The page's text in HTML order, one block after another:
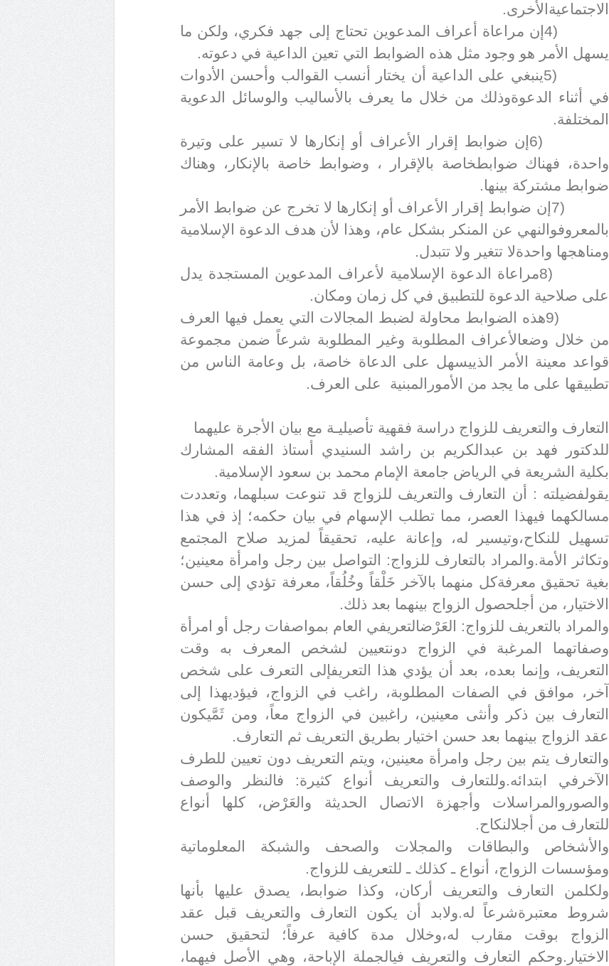
الاجتماعية الأخرى.
4)إن مراعاة أعراف المدعوين تحتاج إلى جهد فكري، ولكن ما
يسهل الأمر هو وجود مثل هذه الضوابط التي تعين الداعية في دعوته.
5)ينبغي على الداعية أن يختار أنسب القوالب وأحسن الأدوات
في أثناء الدعوةوذلك من خلال ما يعرف بالأساليب والوسائل الدعوية
المختلفة.
6) إن ضوابط إقرار الأعراف أو إنكارها لا تسير على وتيرة
واحدة، فهناك ضوابطخاصة بالإقرار ، وضوابط خاصة بالإنكار، وهناك
ضوابط مشتركة بينها.
7) إن ضوابط إقرار الأعراف أو إنكارها لا تخرج عن ضوابط الأمر
بالمعروفوالنهي عن المنكر بشكل عام، وهذا لأن هدف الدعوة الإسلامية
ومناهجها واحدةلا تتغير ولا تتبدل.
8)مراعاة الدعوة الإسلامية لأعراف المدعوين المستجدة يدل
على صلاحية الدعوة للتطبيق في كل زمان ومكان.
9)هذه الضوابط محاولة لضبط المجالات التي يعمل فيها العرف
من خلال وضعالأعراف المطلوبة وغير المطلوبة شرعاً ضمن مجموعة
قواعد معينة الأمر الذييسهل على الدعاة خاصة، بل وعامة الناس من
تطبيقها على ما يجد من الأمور المبنية على العرف.
التعارف والتعريف للزواج دراسة فقهية تأصيليـة مع بيان الأجرة عليهما
للدكتور فهد بن عبدالكريم بن راشد السنيدي أستاذ الفقه المشارك
بكلية الشريعة في الرياض جامعة الإمام محمد بن سعود الإسلامية.
يقولفضيلته : أن التعارف والتعريف للزواج قد تنوعت سبلهما، وتعددت
مسالكهما فيهذا العصر، مما تطلب الإسهام في بيان حكمه؛ إذ في هذا
تسهيل للنكاح،وتيسير له، وإعانة عليه، تحقيقاً لمزيد صلاح المجتمع
وتكاثر الأمة.و المراد بالتعارف للزواج: التواصل بين رجل وامرأة معينين؛
بغية تحقيق معرفةكل منهما بالآخر خَلْقاً وخُلُقاً، معرفة تؤدي إلى حسن
الاختيار، من أجلحصول الزواج بينهما بعد ذلك.
والمراد بالتعريف للزواج: العَرْضالتعريفي العام بمواصفات رجل أو امرأة
وصفاتهما المرغبة في الزواج دونتعيين لشخص المعرف به وقت
التعريف، وإنما بعده، بعد أن يؤدي هذا التعريفإلى التعرف على شخص
آخر، موافق في الصفات المطلوبة، راغب في الزواج، فيؤديهذا إلى
التعارف بين ذكر وأنثى معينين، راغبين في الزواج معاً، ومن ثَمَّيكون
عقد الزواج بينهما بعد حسن اختيار بطريق التعريف ثم التعارف.
و التعارف يتم بين رجل وامرأة معينين، ويتم التعريف دون تعيين للطرف
الآخر في ابتدائه.وللتعارف والتعريف أنواع كثيرة: فالنظر والوصف
والصور والمراسلات وأجهزة الاتصال الحديثة والعَرْض، كلها أنواع
للتعارف من أجلالنكاح.
والأشخاص والبطاقات والمجلات والصحف والشبكة المعلوماتية
ومؤسسات الزواج، أنواع ـ كذلك ـ للتعريف للزواج.
ولكلمن التعارف والتعريف أركان، وكذا ضوابط، يصدق عليها بأنها
شروط معتبرةشرعاً له.ولابد أن يكون التعارف والتعريف قبل عقد
الزواج بوقت مقارب له،وخلال مدة كافية عرفاً؛ لتحقيق حسن
الاختيار.وحكم التعارف والتعريف فيالجملة الإباحة، وهي الأصل فيهما،